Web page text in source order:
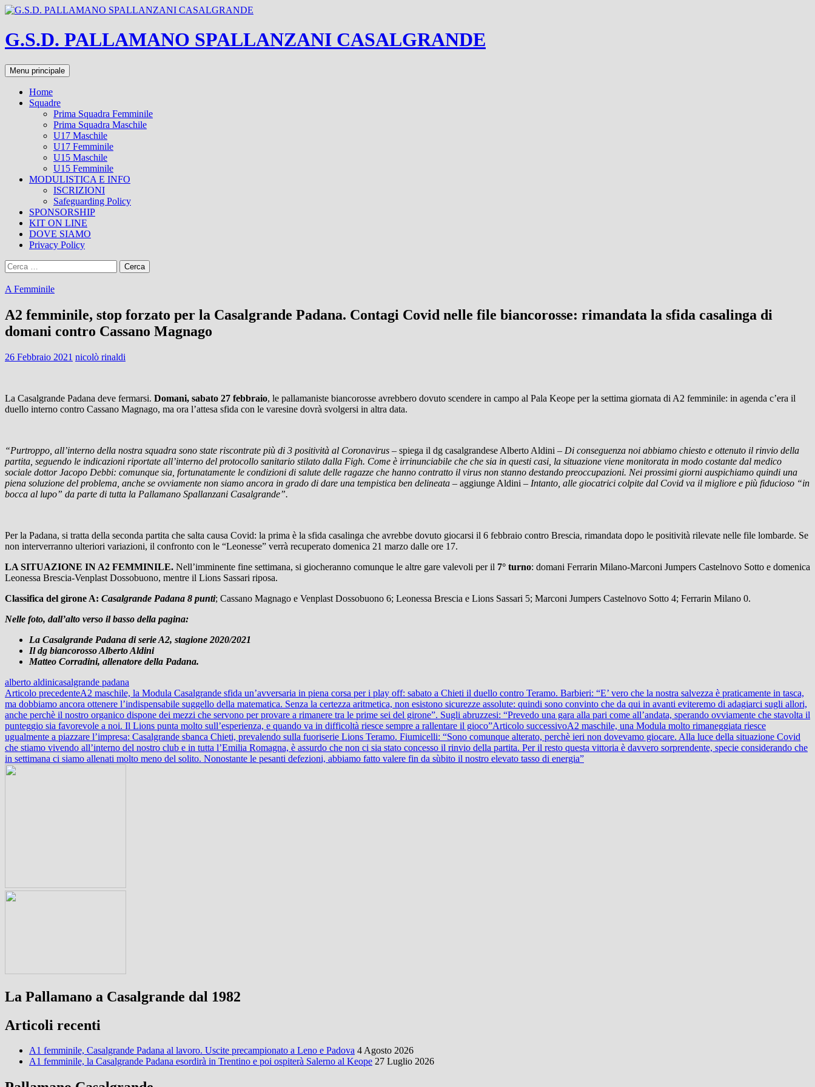
Vai
contenuto
G.S.D. PALLAMANO SPALLANZANI CASALGRANDE
Cerca
Menu principale
Home
Squadre
Prima Squadra Femminile
Prima Squadra Maschile
U17 Maschile
U17 Femminile
U15 Maschile
U15 Femminile
MODULISTICA E INFO
ISCRIZIONI
Safeguarding Policy
SPONSORSHIP
KIT ON LINE
DOVE SIAMO
Privacy Policy
Ricerca
per:
A Femminile
A2 femminile, stop forzato per la Casalgrande Padana. Contagi Covid nelle file biancorosse: rimandata la sfida casalinga di
domani contro Cassano Magnago
26 Febbraio 2021 nicolò rinaldi
La Casalgrande Padana deve fermarsi. Domani, sabato 27 febbraio, le pallamaniste biancorosse avrebbero dovuto scendere in campo al Pala Keope per la settima giornata di A2 femminile: in agenda c’era il
duello interno contro Cassano Magnago, ma ora l’attesa sfida con le varesine dovrà svolgersi in altra data.
“Purtroppo, all’interno della nostra squadra sono state riscontrate più di 3 positività al Coronavirus – spiega il dg casalgrandese Alberto Aldini – Di conseguenza noi abbiamo chiesto e ottenuto il rinvio della
partita, seguendo le indicazioni riportate all’interno del protocollo sanitario stilato dalla Figh. Come è irrinunciabile che che sia in questi casi, la situazione viene monitorata in modo costante dal medico
sociale dottor Jacopo Debbi: comunque sia, fortunatamente le condizioni di salute delle ragazze che hanno contratto il virus non stanno destando preoccupazioni. Nei prossimi giorni auspichiamo quindi una
piena soluzione del problema, anche se ovviamente non siamo ancora in grado di dare una tempistica ben delineata – aggiunge Aldini – Intanto, alle giocatrici colpite dal Covid va il migliore e più fiducioso “in
bocca al lupo” da parte di tutta la Pallamano Spallanzani Casalgrande”.
Per la Padana, si tratta della seconda partita che salta causa Covid: la prima è la sfida casalinga che avrebbe dovuto giocarsi il 6 febbraio contro Brescia, rimandata dopo le positività rilevate nelle file lombarde. Se
non interverranno ulteriori variazioni, il confronto con le “Leonesse” verrà recuperato domenica 21 marzo dalle ore 17.
LA SITUAZIONE IN A2 FEMMINILE. Nell’imminente fine settimana, si giocheranno comunque le altre gare valevoli per il 7° turno: domani Ferrarin Milano-Marconi Jumpers Castelnovo Sotto e domenica
Leonessa Brescia-Venplast Dossobuono, mentre il Lions Sassari riposa.
Classifica del girone A: Casalgrande Padana 8 punti; Cassano Magnago e Venplast Dossobuono 6; Leonessa Brescia e Lions Sassari 5; Marconi Jumpers Castelnovo Sotto 4; Ferrarin Milano 0.
Nelle foto, dall’alto verso il basso della pagina:
La Casalgrande Padana di serie A2, stagione 2020/2021
Il dg biancorosso Alberto Aldini
Matteo Corradini, allenatore della Padana.
alberto aldinicasalgrande padana
Navigazione
articolo
Articolo precedenteA2 maschile, la Modula Casalgrande sfida un’avversaria in piena corsa per i play off: sabato a Chieti il duello contro Teramo. Barbieri: “E’ vero che la nostra salvezza è praticamente in tasca,
ma dobbiamo ancora ottenere l’indispensabile suggello della matematica. Senza la certezza aritmetica, non esistono sicurezze assolute: quindi sono convinto che da qui in avanti eviteremo di adagiarci sugli allori,
anche perchè il nostro organico dispone dei mezzi che servono per provare a rimanere tra le prime sei del girone”. Sugli abruzzesi: “Prevedo una gara alla pari come all’andata, sperando ovviamente che stavolta il
punteggio sia favorevole a noi. Il Lions punta molto sull’esperienza, e quando va in difficoltà riesce sempre a rallentare il gioco”Articolo successivoA2 maschile, una Modula molto rimaneggiata riesce
ugualmente a piazzare l’impresa: Casalgrande sbanca Chieti, prevalendo sulla fuoriserie Lions Teramo. Fiumicelli: “Sono comunque alterato, perchè ieri non dovevamo giocare. Alla luce della situazione Covid
che stiamo vivendo all’interno del nostro club e in tutta l’Emilia Romagna, è assurdo che non ci sia stato concesso il rinvio della partita. Per il resto questa vittoria è davvero sorprendente, specie considerando che
in settimana ci siamo allenati molto meno del solito. Nonostante le pesanti defezioni, abbiamo fatto valere fin da sùbito il nostro elevato tasso di energia”
La Pallamano a Casalgrande dal 1982
Articoli recenti
A1 femminile, Casalgrande Padana al lavoro. Uscite precampionato a Leno e Padova 4 Agosto 2026
A1 femminile, la Casalgrande Padana esordirà in Trentino e poi ospiterà Salerno al Keope 27 Luglio 2026